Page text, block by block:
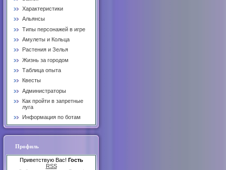
Характеристики
Альянсы
Типы персонажей в игре
Амулеты и Кольца
Растения и Зелья
Жизнь за городом
Таблица опыта
Квесты
Администраторы
Как пройти в запретные
луга
Информация по ботам
Профиль
Приветствую Вас! Гость
RSS